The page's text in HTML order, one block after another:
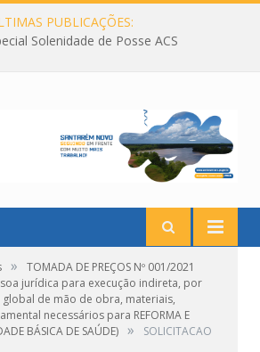
PUBLICAÇÕES:
Solenidade de Posse ACS
»
TOMADA DE PREÇOS Nº 001/2021
jurídica para execução indireta, por
de mão de obra, materiais,
necessários para REFORMA E
BÁSICA DE SAÚDE) » SOLICITACAO